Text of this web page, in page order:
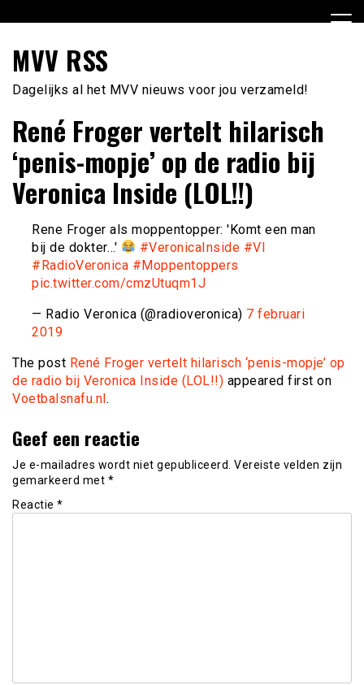
naar
inhoud
MVV RSS
Dagelijks al het MVV nieuws voor jou verzameld!
René Froger vertelt hilarisch
‘penis-mopje’ op de radio bij
Veronica Inside (LOL!!)
Rene Froger als moppentopper: 'Komt een man
bij de dokter…'
#VeronicaInside #VI
#RadioVeronica #Moppentoppers
pic.twitter.com/cmzUtuqm1J
— Radio Veronica (@radioveronica) 7 februari
2019
The post René Froger vertelt hilarisch ‘penis-mopje’ op
de radio bij Veronica Inside (LOL!!) appeared first on
Voetbalsnafu.nl.
Geef een reactie
Je e-mailadres wordt niet gepubliceerd. Vereiste velden zijn
gemarkeerd met *
Reactie *